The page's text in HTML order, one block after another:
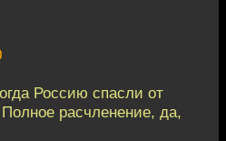
Россию спасли от
расчленение, да,